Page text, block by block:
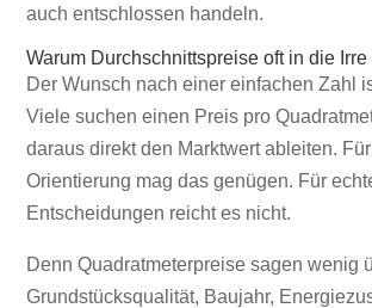
auch entschlossen handeln.
Warum Durchschnittspreise oft in die Irre
Der Wunsch nach einer einfachen Zahl
Viele suchen einen Preis pro
daraus direkt den Marktwert ableiten.
Orientierung mag das genügen. Für
Entscheidungen reicht es nicht.
Denn Quadratmeterpreise sagen wenig
Grundstücksqualität, Baujahr,